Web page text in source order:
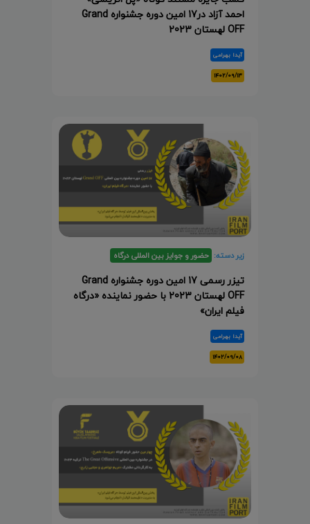
احمد آزاد در17 امین دوره جشنواره Grand
OFF لهستان 2023
آیدا بهرامی
۱۴۰۲/۰۹/۱۳
زیر دسته: حضور و جوایز بین المللی درگاه
تیزر رسمی 17 امین دوره جشنواره Grand
OFF لهستان 2023 با حضور نماینده «درگاه
فیلم ایران»
آیدا بهرامی
۱۴۰۲/۰۹/۰۸